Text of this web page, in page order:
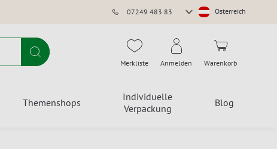
07249 483 83
Store
Österreich
Suche Merkliste Anmelden Warenkorb
Themenshops
Individuelle
Verpackung
Blog